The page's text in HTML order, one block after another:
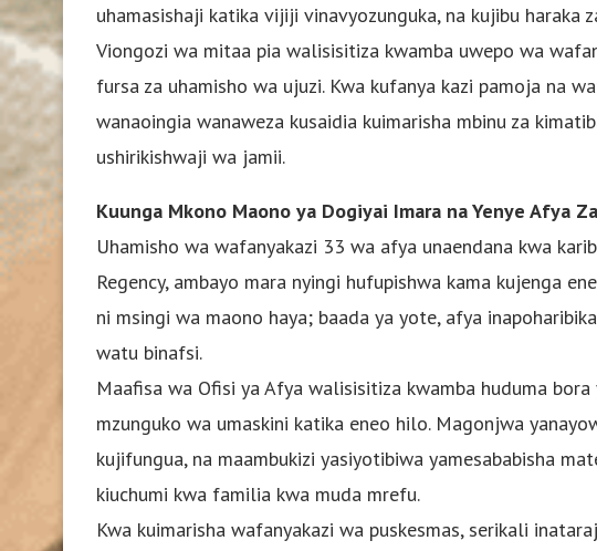
uhamasishaji katika vijiji vinavyozunguka, na kujibu haraka
Viongozi wa mitaa pia walisisitiza kwamba uwepo wa
fursa za uhamisho wa ujuzi. Kwa kufanya kazi pamoja na
wanaoingia wanaweza kusaidia kuimarisha mbinu za
ushirikishwaji wa jamii.
Kuunga Mkono Maono ya Dogiyai Imara na Yenye Afya
Uhamisho wa wafanyakazi 33 wa afya unaendana kwa
Regency, ambayo mara nyingi hufupishwa kama kujenga
ni msingi wa maono haya; baada ya yote, afya
watu binafsi.
Maafisa wa Ofisi ya Afya walisisitiza kwamba huduma
mzunguko wa umaskini katika eneo hilo. Magonjwa
kujifungua, na maambukizi yasiyotibiwa yamesababisha
kiuchumi kwa familia kwa muda mrefu.
Kwa kuimarisha wafanyakazi wa puskesmas, serikali